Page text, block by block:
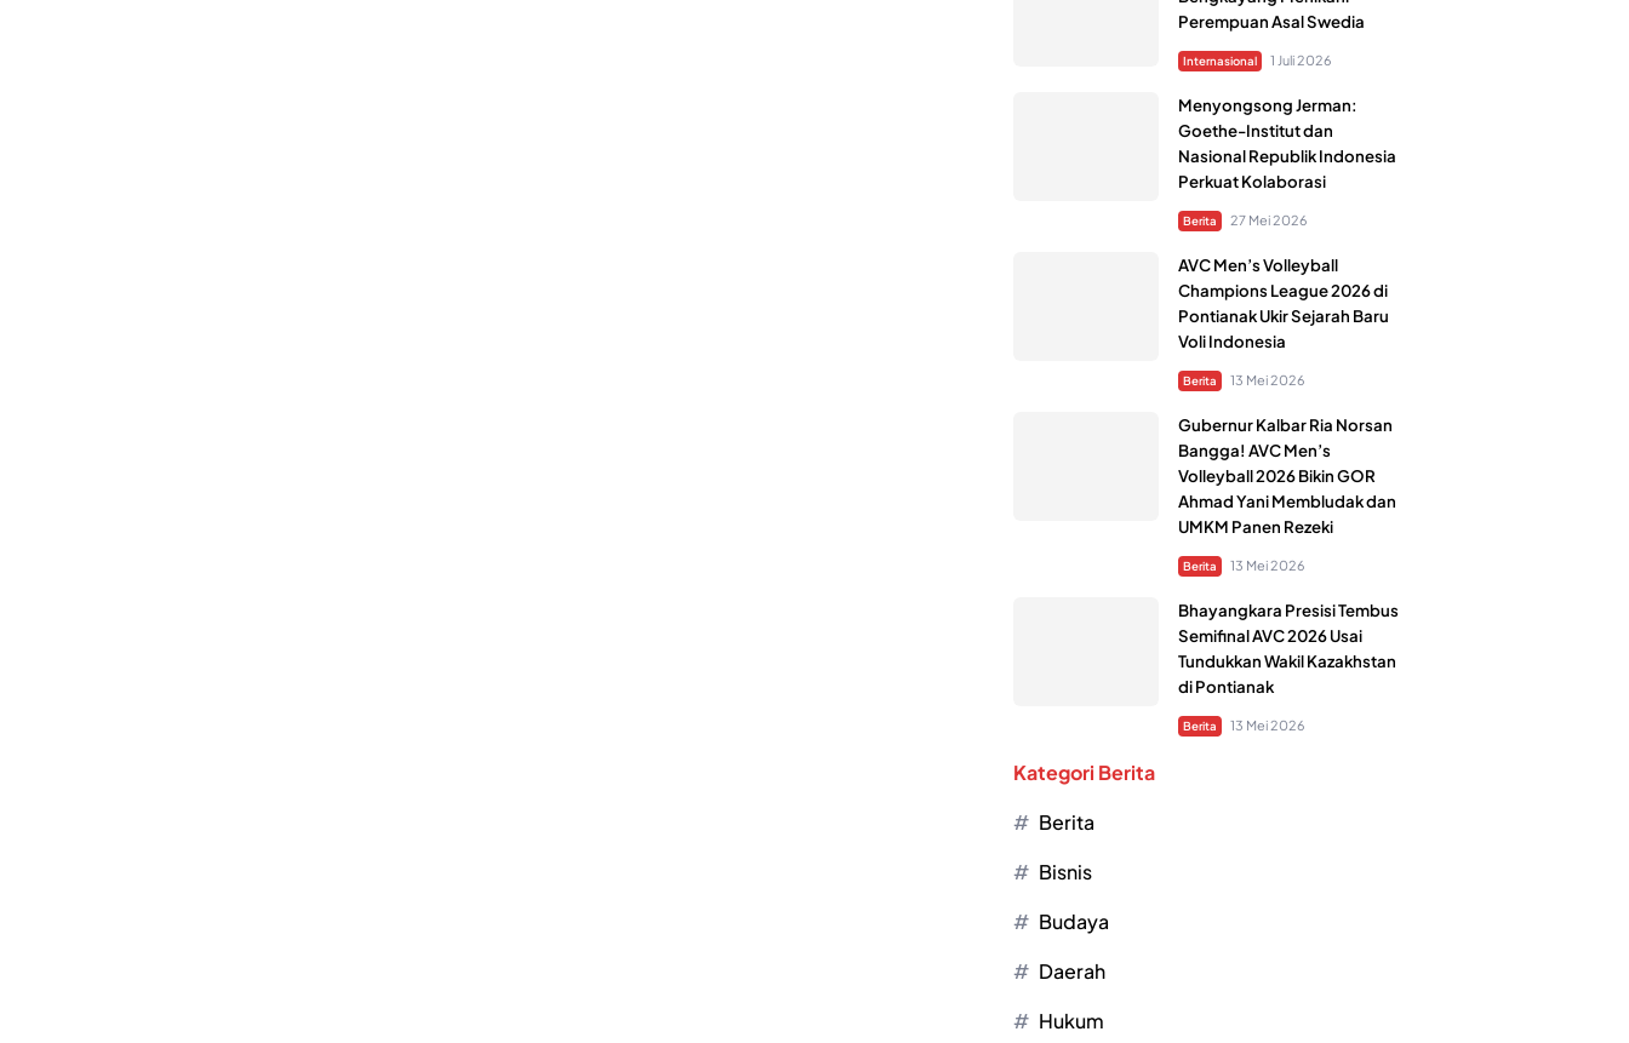
Perempuan Asal Swedia
Internasional 1 Juli 2026
Menyongsong Jerman:
Goethe-Institut dan
Nasional Republik Indonesia
Perkuat Kolaborasi
Berita 27 Mei 2026
AVC Men’s Volleyball
Champions League 2026 di
Pontianak Ukir Sejarah Baru
Voli Indonesia
Berita 13 Mei 2026
Gubernur Kalbar Ria Norsan
Bangga! AVC Men’s
Volleyball 2026 Bikin GOR
Ahmad Yani Membludak dan
UMKM Panen Rezeki
Berita 13 Mei 2026
Bhayangkara Presisi Tembus
Semifinal AVC 2026 Usai
Tundukkan Wakil Kazakhstan
di Pontianak
Berita 13 Mei 2026
Kategori Berita
Berita
Bisnis
Budaya
Daerah
Hukum